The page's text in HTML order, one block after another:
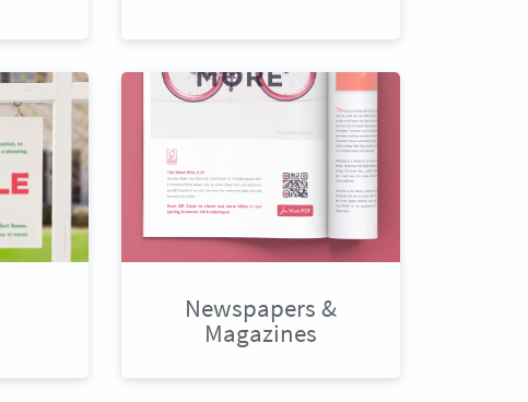
Newspapers &
Magazines